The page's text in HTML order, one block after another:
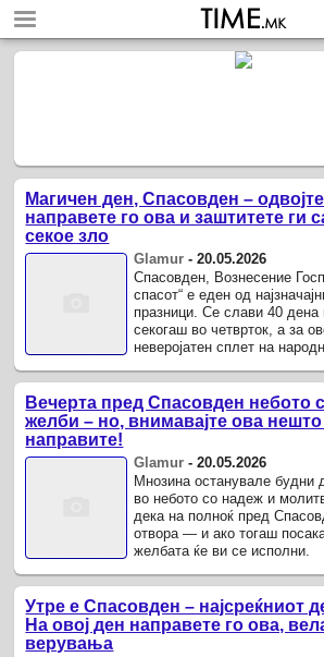
Магичен ден, Спасовден –
направете го ова и заштитете ги
секое зло
Glamur -20.05.2026
Спасовден, Вознесение
спасот“ е еден од
празници. Се слави 40 дена
секогаш во четврток, а за
неверојатен сплет на
Вечерта пред Спасовден небото
желби – но, внимавајте ова
направите!
Glamur -20.05.2026
Мнозина останувале будни
во небото со надеж и
дека на полноќ пред
отвора — и ако тогаш
желбата ќе ви се исполни.
Утре е Спасовден – најсреќниот
На овој ден направете го ова,
верувања